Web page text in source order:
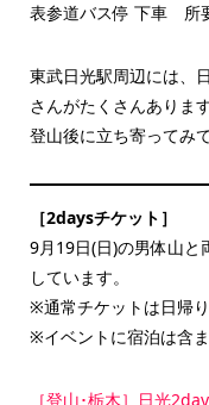
表参道バス停 下車 所
東武日光駅周辺には、
さんがたくさんあります
登山後に立ち寄ってみ
［2daysチケット］
9月19日(日)の男体山と
しています。
※通常チケットは日帰り
※イベントに宿泊は含ま
［登山･栃木］日光